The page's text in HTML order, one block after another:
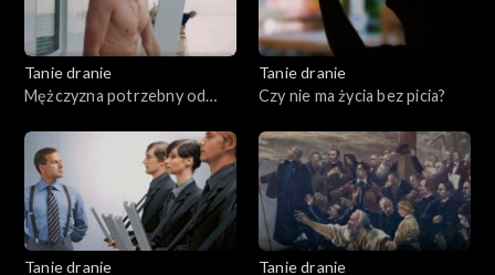
Tanie dranie
Mężczyzna potrzebny od
Tanie dranie
Czy nie ma życia bez picia?
Tanie dranie
Tanie dranie